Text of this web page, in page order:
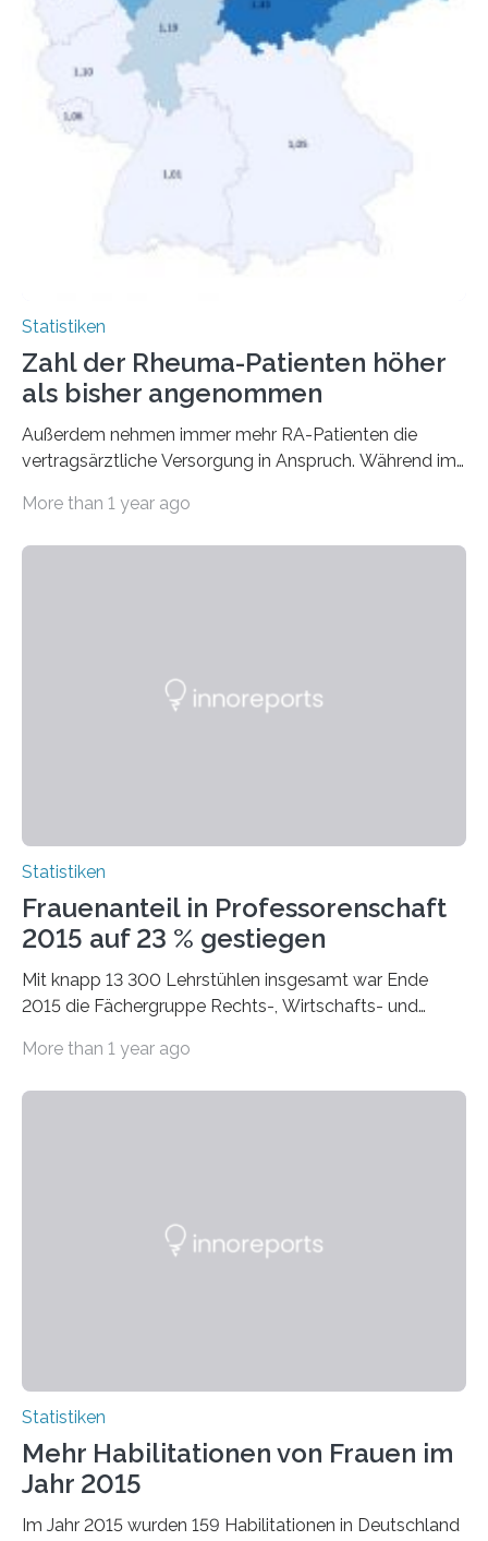
Statistiken
Zahl der Rheuma-Patienten höher
als bisher angenommen
Außerdem nehmen immer mehr RA-Patienten die
vertragsärztliche Versorgung in Anspruch. Während im
More than 1 year ago
Statistiken
Frauenanteil in Professorenschaft
2015 auf 23 % gestiegen
Mit knapp 13 300 Lehrstühlen insgesamt war Ende
2015 die Fächergruppe Rechts-, Wirtschafts- und
bei…
More than 1 year ago
Statistiken
Mehr Habilitationen von Frauen im
Jahr 2015
Im Jahr 2015 wurden 159 Habilitationen in Deutschland